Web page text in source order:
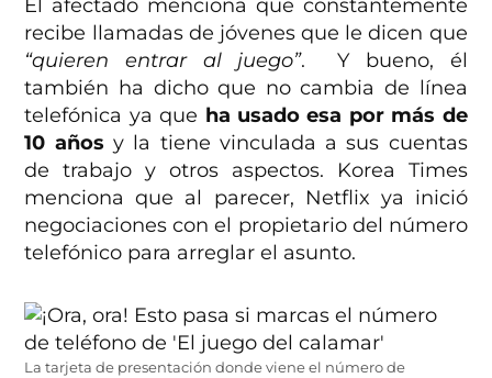
El afectado menciona que constantemente
recibe llamadas de jóvenes que le dicen que
“quieren entrar al juego”. Y bueno, él
también ha dicho que no cambia de línea
telefónica ya que ha usado esa por más de
10 años y la tiene vinculada a sus cuentas
de trabajo y otros aspectos. Korea Times
menciona que al parecer, Netflix ya inició
negociaciones con el propietario del número
telefónico para arreglar el asunto.
La tarjeta de presentación donde viene el número de